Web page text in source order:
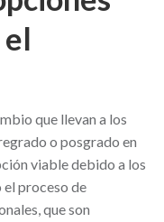
que llevan a los
o posgrado en
viable debido a los
el proceso de
que son